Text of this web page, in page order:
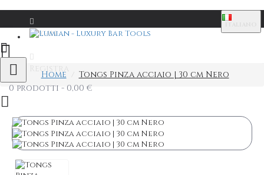
Login
Registra
0 prodotti - 0,00 €
Home Tongs Pinza acciaio | 30 cm Nero